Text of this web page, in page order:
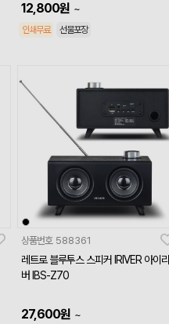
12,800원 ~
인쇄무료 선물포장
상품번호 588361
레트로 블루투스 스피커 IRIVER 아이리
버 IBS-Z70
27,600원 ~